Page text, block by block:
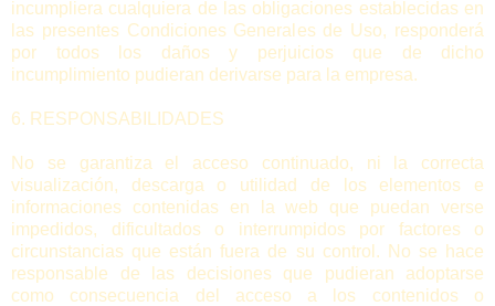
incumpliera cualquiera de las obligaciones establecidas en
las presentes Condiciones Generales de Uso, responderá
por todos los daños y perjuicios que de dicho
incumplimiento pudieran derivarse para la empresa.
6. RESPONSABILIDADES
No se garantiza el acceso continuado, ni la correcta
visualización, descarga o utilidad de los elementos e
informaciones contenidas en la web que puedan verse
impedidos, dificultados o interrumpidos por factores o
circunstancias que están fuera de su control. No se hace
responsable de las decisiones que pudieran adoptarse
como consecuencia del acceso a los contenidos o